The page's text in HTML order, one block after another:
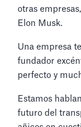
otras
Elon Musk.
Una empresa
fundador
perfecto y
Estamos
futuro del